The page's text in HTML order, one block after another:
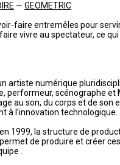
— GEOMETRIC
faire entremêles pour
vivre au spectateur, ce
artiste numérique
performeur, scénographe et
au son, du corps et de son
à l’innovation technologique.
en 1999, la structure de
de produire et créer
.